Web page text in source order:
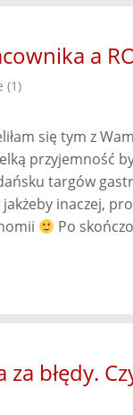
a
(1)
się tym z
przyjemność
targów
inaczej,
Po
błędy.